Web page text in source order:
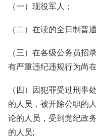
（一）现役军人；
（二）在读的全日制普
（三）在各级公务员招
有严重违纪违规行为尚
（四）因犯罪受过刑事
的人员，被开除公职的
论的人员，受到党纪政
的人员;